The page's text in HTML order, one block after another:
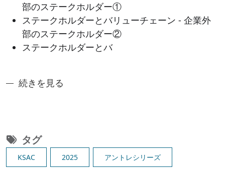
部のステークホルダー①
ステークホルダーとバリューチェーン - 企業外
部のステークホルダー②
ステークホルダーとバ
奈良先端アントレシリーズ1: 多様性を前提とした
続きを見る
タグ
KSAC 2025 アントレシリーズ